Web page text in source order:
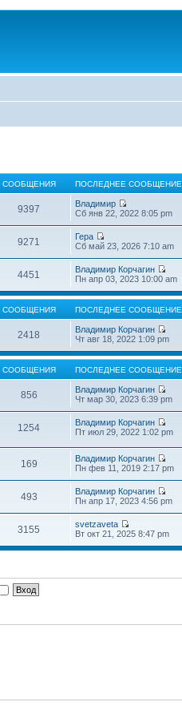
СООБЩЕНИЯ ПОСЛЕДНЕЕ СООБЩЕНИЕ
9397
Владимир
Сб янв 22, 2022 8:05 pm
9271
Гера
Сб май 23, 2026 7:10 am
4451
Владимир Корчагин
Пн апр 03, 2023 10:00 am
СООБЩЕНИЯ ПОСЛЕДНЕЕ СООБЩЕНИЕ
2418
Владимир Корчагин
Чт авг 18, 2022 1:09 pm
СООБЩЕНИЯ ПОСЛЕДНЕЕ СООБЩЕНИЕ
856
Владимир Корчагин
Чт мар 30, 2023 6:39 pm
1254
Владимир Корчагин
Пт июл 29, 2022 1:02 pm
169
Владимир Корчагин
Пн фев 11, 2019 2:17 pm
493
Владимир Корчагин
Пн апр 17, 2023 4:56 pm
3155
svetzaveta
Вт окт 21, 2025 8:47 pm